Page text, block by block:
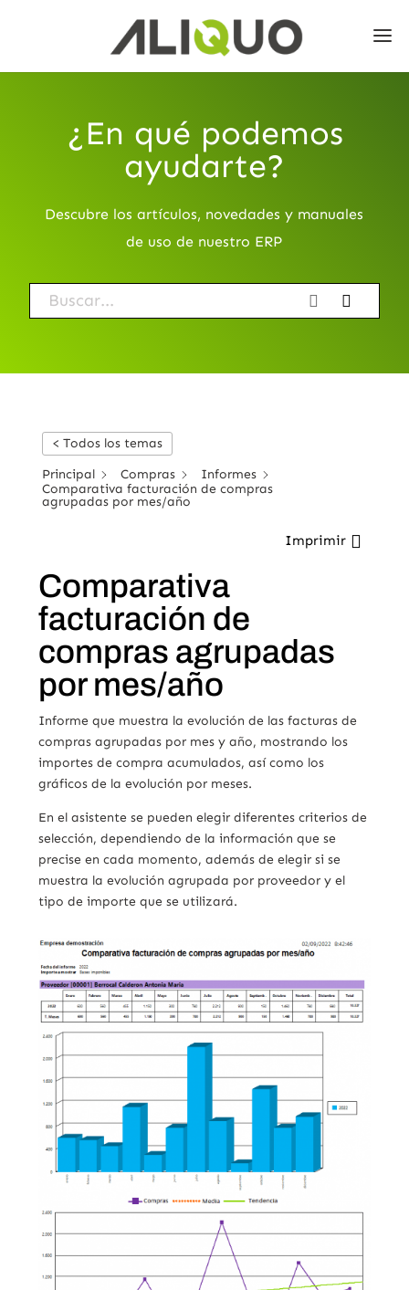
¿En qué podemos
ayudarte?
Descubre los artículos, novedades y manuales
de uso de nuestro ERP
< Todos los temas
Principal Compras
Informes
Comparativa facturación de compras
agrupadas por mes/año
Imprimir
Comparativa
facturación de
compras agrupadas
por mes/año
Informe que muestra la evolución de las facturas de
compras agrupadas por mes y año, mostrando los
importes de compra acumulados, así como los
gráficos de la evolución por meses.
En el asistente se pueden elegir diferentes criterios de
selección, dependiendo de la información que se
precise en cada momento, además de elegir si se
muestra la evolución agrupada por proveedor y el
tipo de importe que se utilizará.